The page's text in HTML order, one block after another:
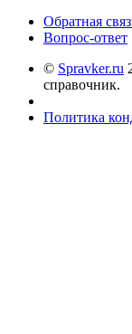
Обратная
Вопрос-ответ
© Spravker.ru
справочник.
Политика